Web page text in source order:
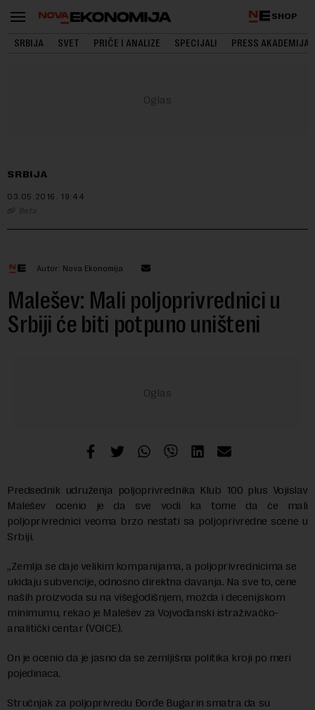
SHOP
SRBIJA SVET PRIČE I ANALIZE SPECIJALI PRESS AKADEMIJA
SRBIJA
03.05.2016. 19:44
Beta
Autor: Nova Ekonomija
Malešev: Mali poljoprivrednici u
Srbiji će biti potpuno uništeni
Predsednik udruženja poljoprivrednika Klub 100 plus Vojislav
Malešev ocenio je da sve vodi ka tome da će mali
poljoprivrednici veoma brzo nestati sa poljoprivredne scene u
Srbiji.
„Zemlja se daje velikim kompanijama, a poljoprivrednicima se
ukidaju subvencije, odnosno direktna davanja. Na sve to, cene
naših proizvoda su na višegodišnjem, možda i decenijskom
minimumu, rekao je Malešev za Vojvođanski istraživačko-
analitički centar (VOICE).
On je ocenio da je jasno da se zemljišna politika kroji po meri
pojedinaca.
Stručnjak za poljoprivredu Đorđe Bugarin smatra da su